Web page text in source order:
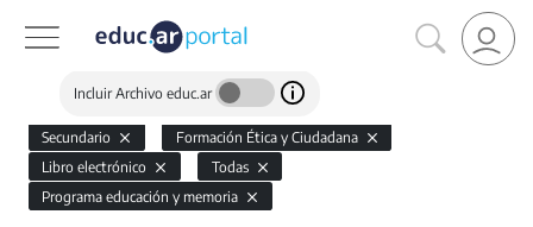
Incluir Archivo educ.ar
Secundario
Formación Ética y Ciudadana
Libro electrónico
Todas
Programa educación y memoria